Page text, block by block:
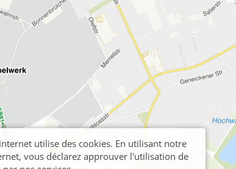
utilise des cookies. En utilisant notre
vous déclarez approuver l'utilisation de